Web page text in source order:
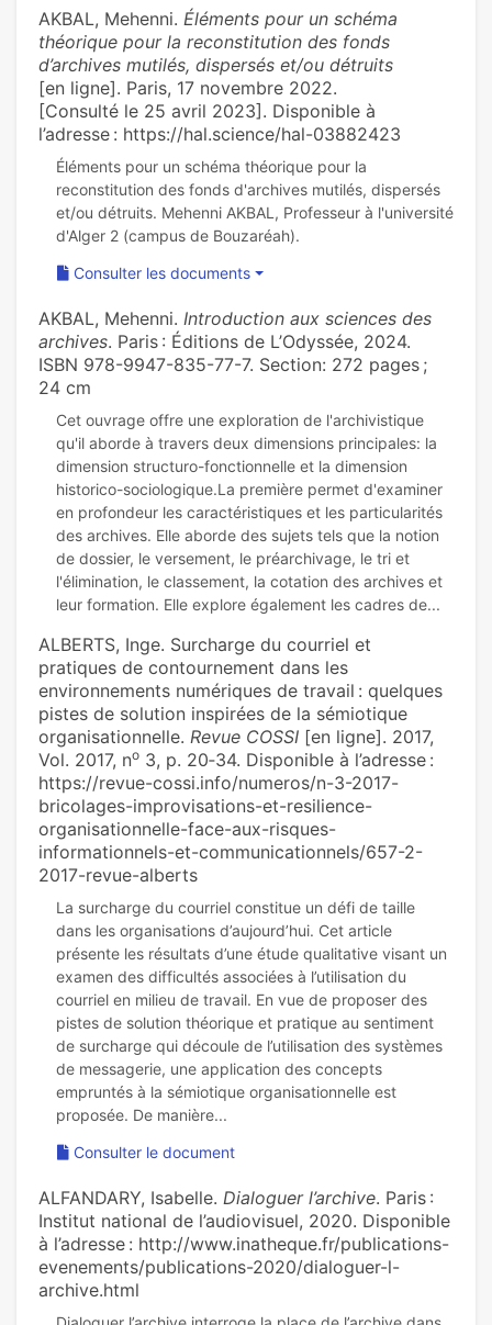
AKBAL, Mehenni. Éléments pour un schéma
théorique pour la reconstitution des fonds
d’archives mutilés, dispersés et/ou détruits
[en ligne]. Paris, 17 novembre 2022.
[Consulté le 25 avril 2023]. Disponible à
l’adresse : https://hal.science/hal-03882423
Éléments pour un schéma théorique pour la
reconstitution des fonds d'archives mutilés, dispersés
et/ou détruits. Mehenni AKBAL, Professeur à l'université
Consulter les documents
AKBAL, Mehenni. Introduction aux sciences des
archives. Paris : Éditions de L’Odyssée, 2024.
ISBN 978-9947-835-77-7. Section: 272 pages ;
24 cm
Cet ouvrage offre une exploration de l'archivistique
qu'il aborde à travers deux dimensions principales: la
dimension structuro-fonctionnelle et la dimension
historico-sociologique.La première permet d'examiner
en profondeur les caractéristiques et les particularités
des archives. Elle aborde des sujets tels que la notion
de dossier, le versement, le préarchivage, le tri et
l'élimination, le classement, la cotation des archives et
ALBERTS, Inge. Surcharge du courriel et
pratiques de contournement dans les
environnements numériques de travail : quelques
pistes de solution inspirées de la sémiotique
organisationnelle. Revue COSSI [en ligne]. 2017,
Vol. 2017, no 3, p. 20‑34. Disponible à l’adresse :
https://revue-cossi.info/numeros/n-3-2017-
bricolages-improvisations-et-resilience-
organisationnelle-face-aux-risques-
informationnels-et-communicationnels/657-2-
2017-revue-alberts
La surcharge du courriel constitue un défi de taille
dans les organisations d’aujourd’hui. Cet article
présente les résultats d’une étude qualitative visant un
examen des difficultés associées à l’utilisation du
courriel en milieu de travail. En vue de proposer des
pistes de solution théorique et pratique au sentiment
de surcharge qui découle de l’utilisation des systèmes
de messagerie, une application des concepts
empruntés à la sémiotique organisationnelle est
Consulter le document
ALFANDARY, Isabelle. Dialoguer l’archive. Paris :
Institut national de l’audiovisuel, 2020. Disponible
à l’adresse : http://www.inatheque.fr/publications-
evenements/publications-2020/dialoguer-l-
archive.html